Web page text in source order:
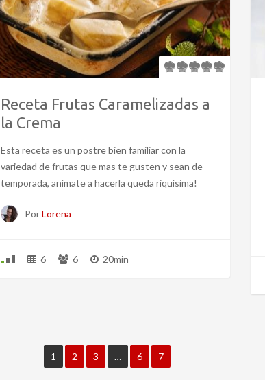
Receta Frutas Caramelizadas a
la Crema
Esta receta es un postre bien familiar con la
variedad de frutas que mas te gusten y sean de
temporada, anímate a hacerla queda riquísima!
PorLorena
6 6 20min
1 2 3 … 6 7